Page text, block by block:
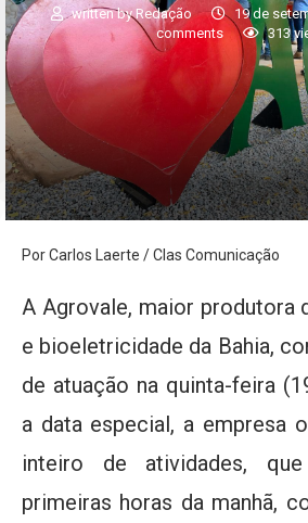
written byRedação 19 de
comments
313
Por Carlos Laerte / Clas Comunicação
A Agrovale, maior produtora
e bioeletricidade da Bahia,
de atuação na quinta-feira
a data especial, a empresa
inteiro de atividades,
primeiras horas da manhã,